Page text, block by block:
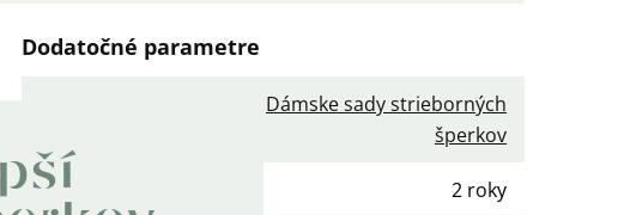
Dodatočné parametre
Dámske sady strieborných
šperkov
Záruka 2 roky